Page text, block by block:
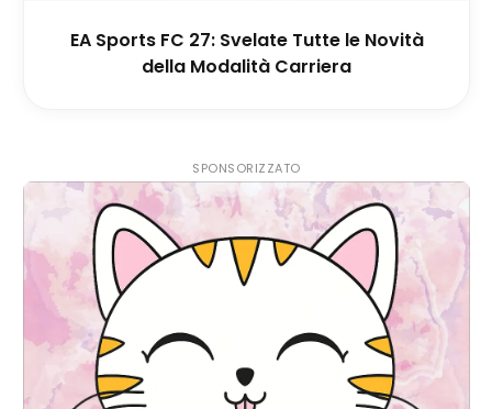
EA Sports FC 27: Svelate Tutte le Novità
della Modalità Carriera
SPONSORIZZATO